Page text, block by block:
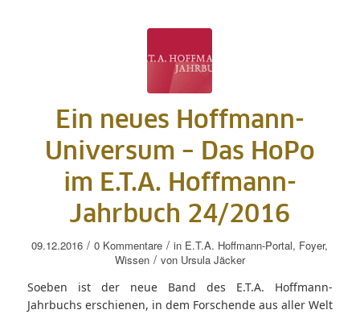
Ein neues Hoffmann-
Universum – Das HoPo
im E.T.A. Hoffmann-
Jahrbuch 24/2016
09.12.2016 / 0 Kommentare / in E.T.A. Hoffmann-Portal, Foyer,
Wissen / von Ursula Jäcker
Soeben ist der neue Band des E.T.A. Hoffmann-
Jahrbuchs erschienen, in dem Forschende aus aller Welt